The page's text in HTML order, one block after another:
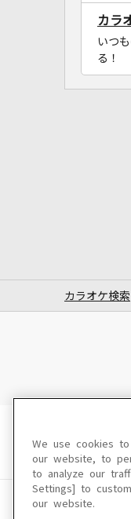
カラ
いつ
る！
カラオケ検索
We use cookies
our website, to
to analyze our
Settings] to
our website.